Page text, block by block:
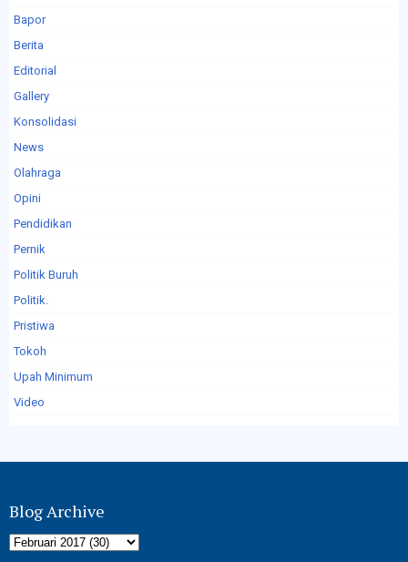
Bapor
Berita
Editorial
Gallery
Konsolidasi
News
Olahraga
Opini
Pendidikan
Pernik
Politik Buruh
Politik.
Pristiwa
Tokoh
Upah Minimum
Video
Blog Archive